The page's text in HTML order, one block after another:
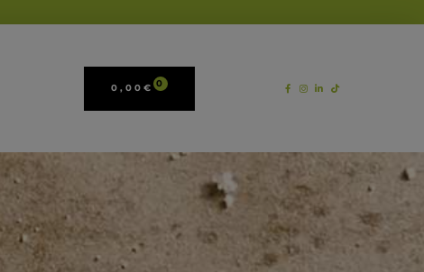
0,00 € 0